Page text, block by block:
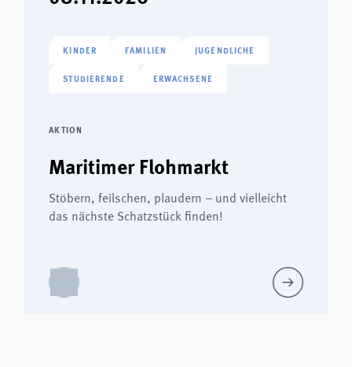
KINDER FAMILIEN JUGENDLICHE
STUDIERENDE ERWACHSENE
AKTION
Maritimer Flohmarkt
Stöbern, feilschen, plaudern – und vielleicht
das nächste Schatzstück finden!